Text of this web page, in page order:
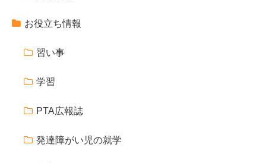
お役立ち情報
習い事
学習
PTA広報誌
発達障がい児の就学